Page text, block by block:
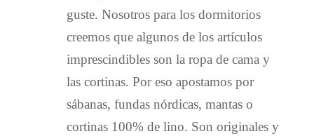
guste. Nosotros para los dormitorios
creemos que algunos de los artículos
imprescindibles son la ropa de cama y
las cortinas. Por eso apostamos por
sábanas, fundas nórdicas, mantas o
cortinas 100% de lino. Son originales y